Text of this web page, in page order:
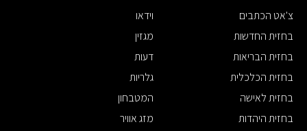
צ'אט הכתבים
בחזית החדשות
בחזית הבריאות
בחזית הכלכלית
בחזית לאישה
בחזית היהדות
וידאו
מגזין
דעות
גלריות
המטבחון
מזג אוויר